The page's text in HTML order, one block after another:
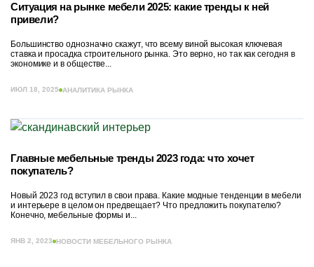
Ситуация на рынке мебели 2025: какие тренды к ней
привели?
Большинство однозначно скажут, что всему виной высокая ключевая
ставка и просадка строительного рынка. Это верно, но так как сегодня в
экономике и в обществе...
ИЮЛ 18, 2025 АНАЛИТИКА РЫНКА
Главные мебельные тренды 2023 года: что хочет
покупатель?
Новый 2023 год вступил в свои права. Какие модные тенденции в мебели
и интерьере в целом он предвещает? Что предложить покупателю?
Конечно, мебельные формы и...
ЯНВ 2, 2023 НОВОСТИ МЕБЕЛЬНОГО РЫНКА